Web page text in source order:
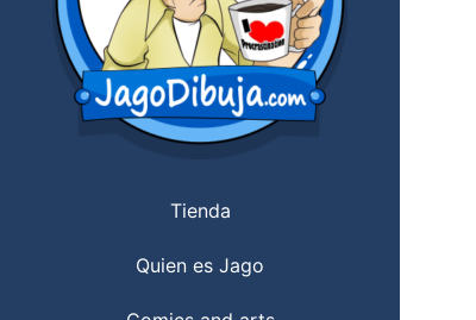
Tienda
Quien es Jago